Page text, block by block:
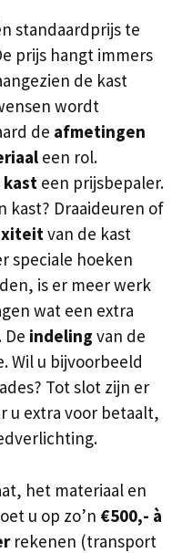
standaardprijs te
prijs hangt immers
de kast
wordt
de afmetingen
een rol.
een prijsbepaler.
kast? Draaideuren of
van de kast
speciale hoeken
is er meer werk
wat een extra
indeling van de
Wil u bijvoorbeeld
Tot slot zijn er
u extra voor betaalt,
het materiaal en
u op zo’n €500,- à
rekenen (transport